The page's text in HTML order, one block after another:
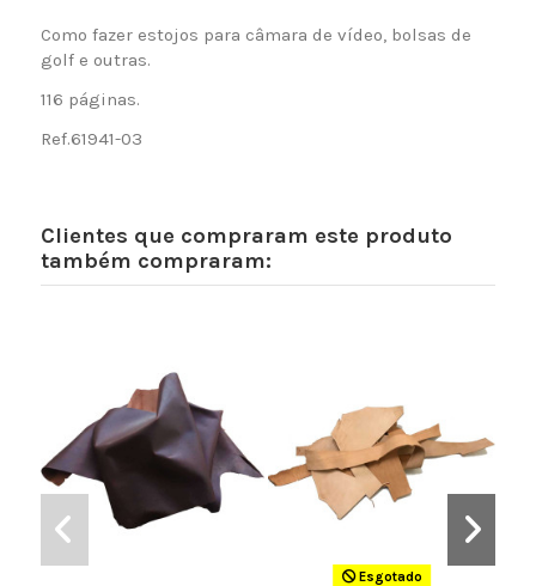
Como fazer estojos para câmara de vídeo, bolsas de
golf e outras.
116 páginas.
Ref.61941-03
Clientes que compraram este produto
também compraram:
Esgotado